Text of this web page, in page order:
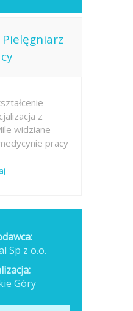
z
widziane
pracy
Sp z o.o.
Góry